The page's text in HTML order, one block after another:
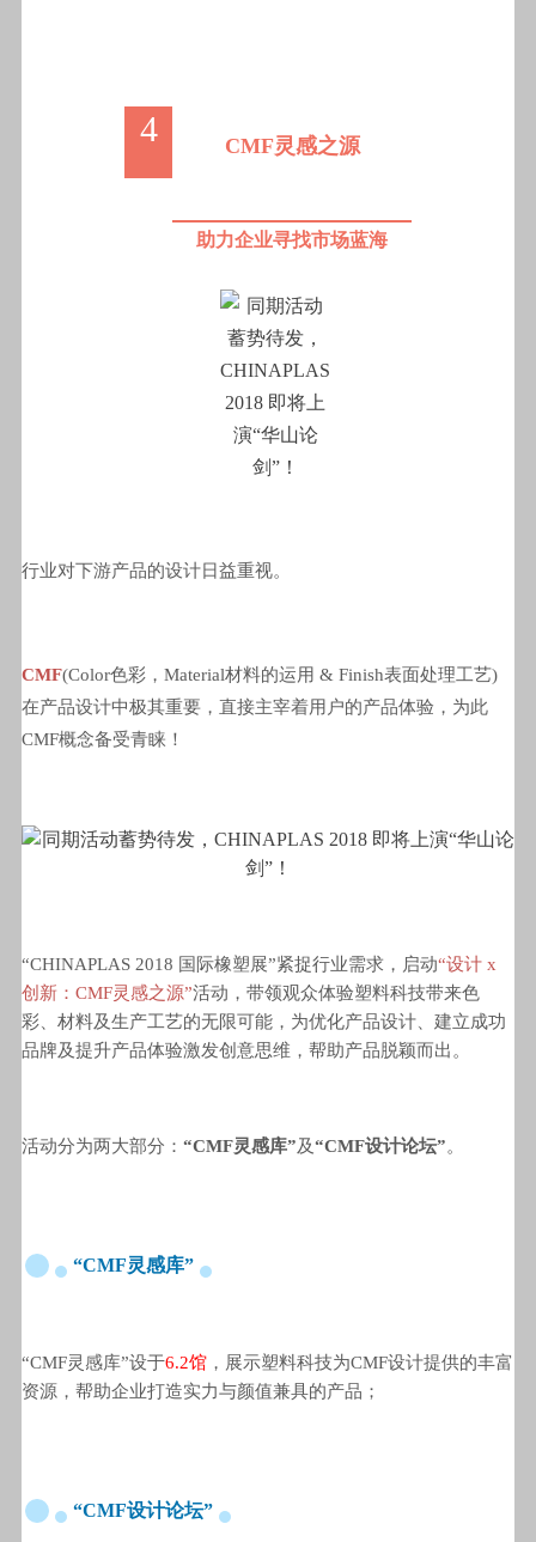
4 CMF灵感之源
助力企业寻找市场蓝海
行业对下游产品的设计日益重视。
CMF(Color色彩，Material材料的运用 & Finish表面处理工艺)
在产品设计中极其重要，直接主宰着用户的产品体验，为此
CMF概念备受青睐！
“CHINAPLAS 2018 国际橡塑展”紧捉行业需求，启动“设计 x
创新：CMF灵感之源”活动，带领观众体验塑料科技带来色
彩、材料及生产工艺的无限可能，为优化产品设计、建立成功
品牌及提升产品体验激发创意思维，帮助产品脱颖而出。
活动分为两大部分： “CMF灵感库”及“CMF设计论坛”。
“CMF灵感库”
“CMF灵感库”设于6.2馆 ，展示塑料科技为CMF设计提供的丰富
资源，帮助企业打造实力与颜值兼具的产品；
“CMF设计论坛”